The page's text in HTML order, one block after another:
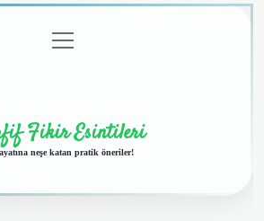
menüyü
aç
Fikir Esintileri
neşe katan pratik öneriler!